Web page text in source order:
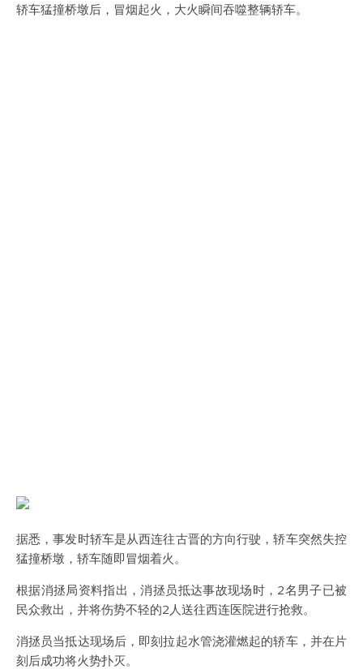
轿车猛撞桥墩后，冒烟起火，大火瞬间吞噬整辆轿车。
据悉，事发时轿车是从西连往古晋的方向行驶，轿车突然失控
猛撞桥墩，轿车随即冒烟着火。
根据消拯局资料指出，消拯员抵达事故现场时，2名男子已被
民众救出，并将伤势不轻的2人送往西连医院进行抢救。
消拯员当抵达现场后，即刻拉起水管浇灌燃起的轿车，并在片
刻后成功将火势扑灭。